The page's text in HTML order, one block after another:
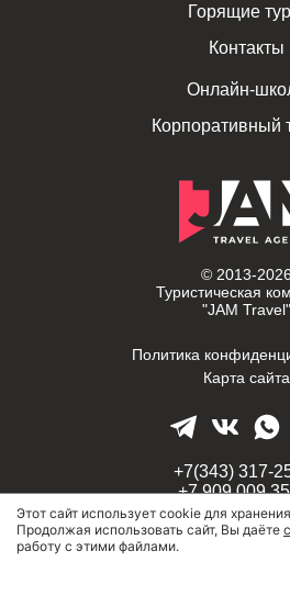
© 2013-2026
Туристическая
"JAM Travel"
Политика
Карта сайта
Горящие
Контакты
Онлайн-
Корпоративный
+7(343) 317-
+7 909 009
г.
проспект
Этот сайт использует cookie для
Продолжая использовать сайт, Вы даёте
работу с этими файлами.